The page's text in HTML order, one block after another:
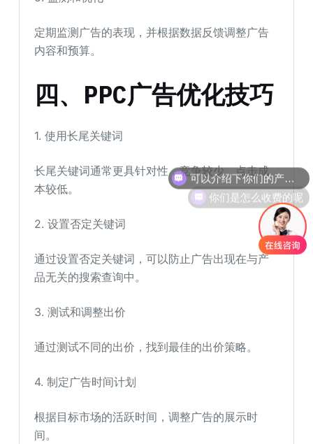
定期监测广告的表现，并根据数据反馈调整广告
内容和预算。
四、PPC广告优化技巧
1. 使用长尾关键词
长尾关键词通常更具针对性，竞争较少，点击成
本较低。
2. 设置否定关键词
通过设置否定关键词，可以防止广告出现在与产
品无关的搜索查询中。
3. 测试和调整出价
通过测试不同的出价，找到最佳的出价策略。
4. 制定广告时间计划
根据目标市场的活跃时间，调整广告的展示时
间。
你们是怎么收费的呢